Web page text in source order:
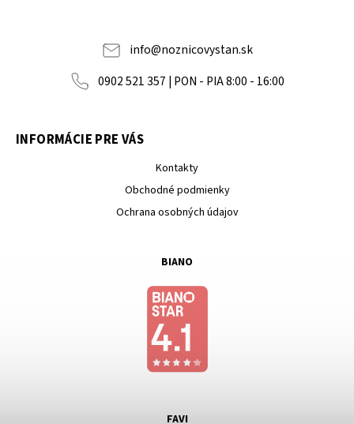
info@noznicovystan.sk
0902 521 357 | PON - PIA 8:00 - 16:00
INFORMÁCIE PRE VÁS
Kontakty
Obchodné podmienky
Ochrana osobných údajov
BIANO
FAVI